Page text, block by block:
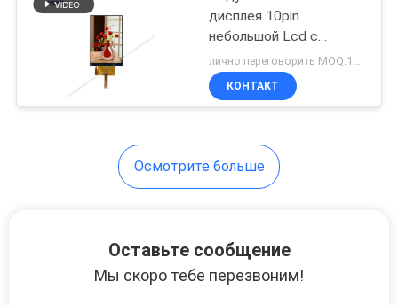
дисплея 10pin
небольшой Lcd с
интерфейсом 4line 8bit
SPI
лично переговорить MOQ:100 шт.
КОНТАКТ
Осмотрите больше
Оставьте сообщение
Мы скоро тебе перезвоним!